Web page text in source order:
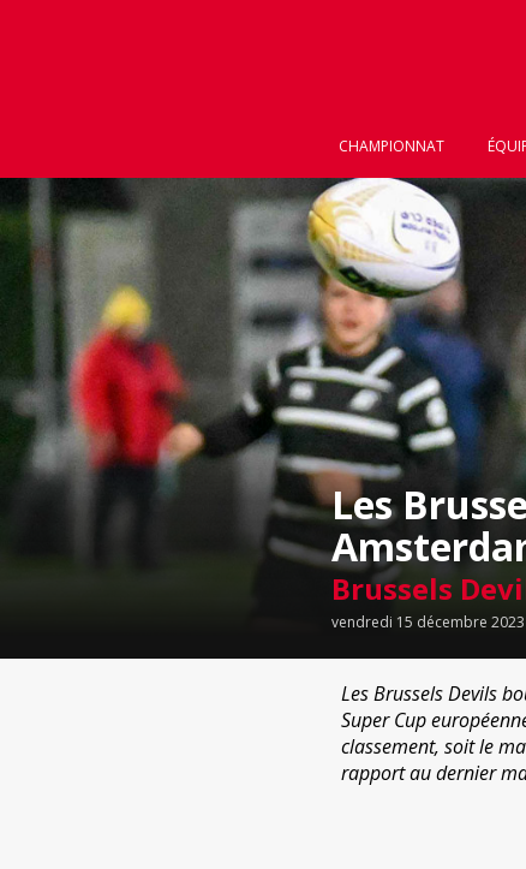
CHAMPIONNAT
Les
Brussels
vendredi 15 décembre 2023
Les Brussels Devils
Super Cup
classement, soit le
rapport au dernier